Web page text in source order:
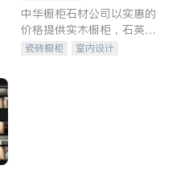
中华橱柜石材公司以实惠的
价格提供实木橱柜，石英石
台面，多种优质不锈钢水
瓷砖橱柜
室内设计